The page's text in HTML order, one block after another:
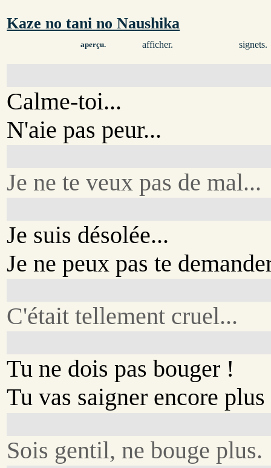
Kaze no tani no Naushika
aperçu. afficher. signets.
Calme-toi...
N'aie pas peur...
Je ne te veux pas de mal...
Je suis désolée...
Je ne peux pas te
C'était tellement cruel...
Tu ne dois pas bouger !
Tu vas saigner encore
Sois gentil, ne bouge plus.